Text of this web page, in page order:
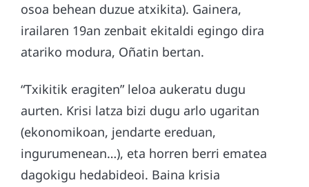
osoa behean duzue atxikita). Gainera,
irailaren 19an zenbait ekitaldi egingo dira
atariko modura, Oñatin bertan.
“Txikitik eragiten” leloa aukeratu dugu
aurten. Krisi latza bizi dugu arlo ugaritan
(ekonomikoan, jendarte ereduan,
ingurumenean…), eta horren berri ematea
dagokigu hedabideoi. Baina krisia